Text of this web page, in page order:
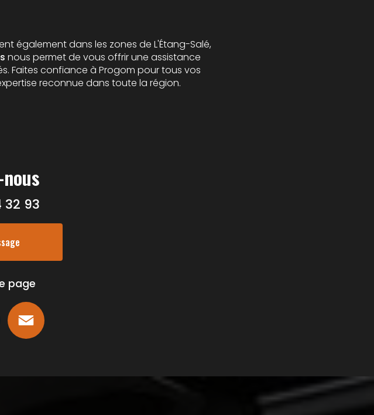
également dans les zones de L'Étang-Salé,
nous permet de vous offrir une assistance
Faites confiance à Progom pour tous vos
reconnue dans toute la région.
32 93
page